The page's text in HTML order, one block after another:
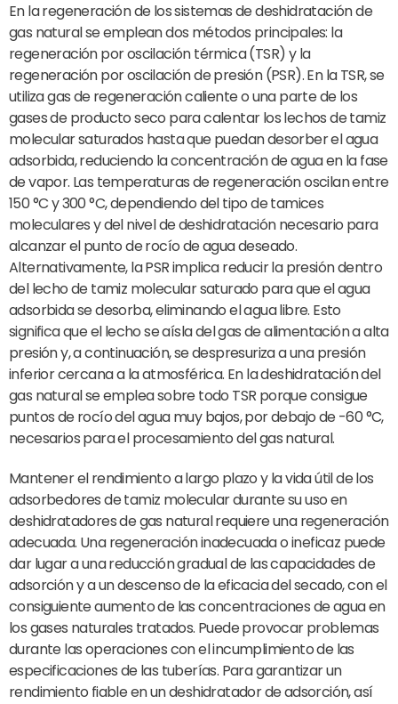
En la regeneración de los sistemas de deshidratación de
gas natural se emplean dos métodos principales: la
regeneración por oscilación térmica (TSR) y la
regeneración por oscilación de presión (PSR). En la TSR, se
utiliza gas de regeneración caliente o una parte de los
gases de producto seco para calentar los lechos de tamiz
molecular saturados hasta que puedan desorber el agua
adsorbida, reduciendo la concentración de agua en la fase
de vapor. Las temperaturas de regeneración oscilan entre
150 °C y 300 °C, dependiendo del tipo de tamices
moleculares y del nivel de deshidratación necesario para
alcanzar el punto de rocío de agua deseado.
Alternativamente, la PSR implica reducir la presión dentro
del lecho de tamiz molecular saturado para que el agua
adsorbida se desorba, eliminando el agua libre. Esto
significa que el lecho se aísla del gas de alimentación a alta
presión y, a continuación, se despresuriza a una presión
inferior cercana a la atmosférica. En la deshidratación del
gas natural se emplea sobre todo TSR porque consigue
puntos de rocío del agua muy bajos, por debajo de -60 °C,
necesarios para el procesamiento del gas natural.
Mantener el rendimiento a largo plazo y la vida útil de los
adsorbedores de tamiz molecular durante su uso en
deshidratadores de gas natural requiere una regeneración
adecuada. Una regeneración inadecuada o ineficaz puede
dar lugar a una reducción gradual de las capacidades de
adsorción y a un descenso de la eficacia del secado, con el
consiguiente aumento de las concentraciones de agua en
los gases naturales tratados. Puede provocar problemas
durante las operaciones con el incumplimiento de las
especificaciones de las tuberías. Para garantizar un
rendimiento fiable en un deshidratador de adsorción, así